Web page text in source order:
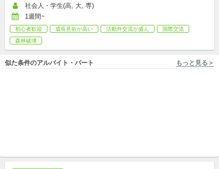
社会人・学生(高, 大, 専)
1週間~
初心者歓迎 成長意欲が高い 活動外交流が盛ん
国際交流
森林破壊
似た条件のアルバイト・パート もっと見る＞